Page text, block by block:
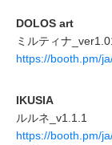
DOLOS art
ミルティナ
https://booth.pm/
IKUSIA
ルルネ_v1.1.1
https://booth.pm/